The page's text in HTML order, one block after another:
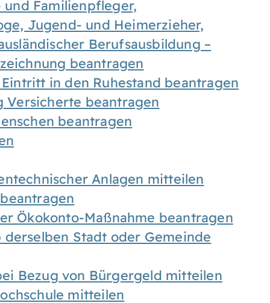
Familienpfleger,
Jugend- und Heimerzieher,
Berufsausbildung –
beantragen
in den Ruhestand beantragen
Versicherte beantragen
beantragen
Anlagen mitteilen
Ökokonto-Maßnahme beantragen
Stadt oder Gemeinde
Bezug von Bürgergeld mitteilen
mitteilen